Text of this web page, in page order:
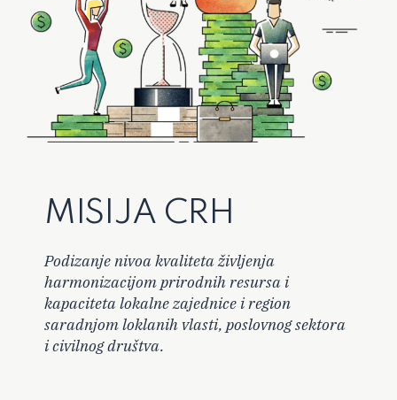
MISIJA CRH
Podizanje nivoa kvaliteta življenja
harmonizacijom prirodnih resursa i
kapaciteta lokalne zajednice i region
saradnjom loklanih vlasti, poslovnog sektora
i civilnog društva.